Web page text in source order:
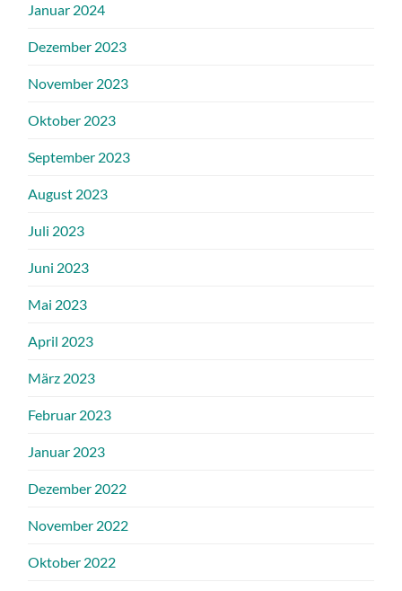
Januar 2024
Dezember 2023
November 2023
Oktober 2023
September 2023
August 2023
Juli 2023
Juni 2023
Mai 2023
April 2023
März 2023
Februar 2023
Januar 2023
Dezember 2022
November 2022
Oktober 2022